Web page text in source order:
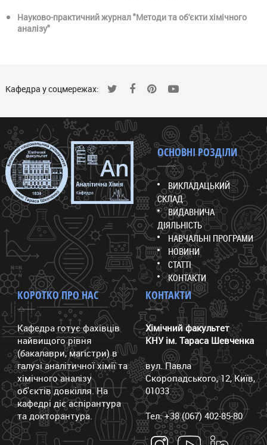
Науково-практичний журнал "Методи та об'єкти хімічного
аналізу"
Кафедра у соцмережах:
ОСНОВНІ РОЗДІЛИ
ВИКЛАДАЦЬКИЙ
СКЛАД
ВИДАВНИЧА
ДІЯЛЬНІСТЬ
НАВЧАЛЬНІ ПРОГРАМИ
НОВИНИ
СТАТТІ
КОНТАКТИ
КОРОТКО ПРО НАС
Кафедра готує фахівців
найвищого рівня
(бакалаври, магістри) в
галузі аналітичної хімії та
хімічного аналізу
об'єктів довкілля. На
кафедрі діє аспірантура
та докторантура.
КОНТАКТИ
Хімічний факультет
КНУ ім. Тараса Шевченка
вул. Павла
Скоропадського, 12, Київ,
01033
Тел: +38 (067) 402-85-80